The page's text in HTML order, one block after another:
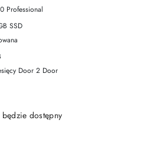
Professional
SSD
Door 2 Door
dostępny